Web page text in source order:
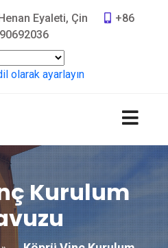
Eyaleti, Çin
+86
olarak ayarlayın
Kurulum